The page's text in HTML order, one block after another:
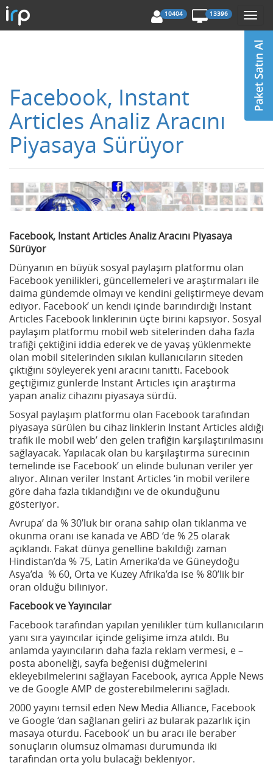
10404 13396
Facebook, Instant
Articles Analiz Aracını
Piyasaya Sürüyor
Facebook, Instant Articles Analiz Aracını Piyasaya
Sürüyor
Dünyanın en büyük sosyal paylaşım platformu olan
Facebook yenilikleri, güncellemeleri ve araştırmaları ile
daima gündemde olmayı ve kendini geliştirmeye devam
ediyor. Facebook’ un kendi içinde barındırdığı Instant
Articles Facebook linklerinin üçte birini kapsıyor. Sosyal
paylaşım platformu mobil web sitelerinden daha fazla
trafiği çektiğini iddia ederek ve de yavaş yüklenmekte
olan mobil sitelerinden sıkılan kullanıcıların siteden
çıktığını söyleyerek yeni aracını tanıttı. Facebook
geçtiğimiz günlerde Instant Articles için araştırma
yapan analiz cihazını piyasaya sürdü.
Sosyal paylaşım platformu olan Facebook tarafından
piyasaya sürülen bu cihaz linklerin Instant Articles aldığı
trafik ile mobil web’ den gelen trafiğin karşılaştırılmasını
sağlayacak. Yapılacak olan bu karşılaştırma sürecinin
temelinde ise Facebook’ un elinde bulunan veriler yer
alıyor. Alınan veriler Instant Articles ‘in mobil verilere
göre daha fazla tıklandığını ve de okunduğunu
gösteriyor.
Avrupa’ da % 30’luk bir orana sahip olan tıklanma ve
okunma oranı ise kanada ve ABD ‘de % 25 olarak
açıklandı. Fakat dünya genelline bakıldığı zaman
Hindistan’da % 75, Latin Amerika’da ve Güneydoğu
Asya’da % 60, Orta ve Kuzey Afrika’da ise % 80’lik bir
oran olduğu biliniyor.
Facebook ve Yayıncılar
Facebook tarafından yapılan yenilikler tüm kullanıcıların
yanı sıra yayıncılar içinde gelişime imza atıldı. Bu
anlamda yayıncıların daha fazla reklam vermesi, e –
posta aboneliği, sayfa beğenisi düğmelerini
ekleyebilmelerini sağlayan Facebook, ayrıca Apple News
ve de Google AMP de gösterebilmelerini sağladı.
2000 yayını temsil eden New Media Alliance, Facebook
ve Google ‘dan sağlanan geliri az bularak pazarlık için
masaya oturdu. Facebook’ un bu aracı ile beraber
sonuçların olumsuz olmaması durumunda iki
tarafından orta yolu bulacağı bekleniyor.